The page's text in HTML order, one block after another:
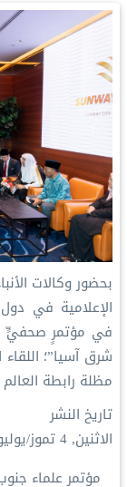
بحضور وكالات
الإعلامية في
في مؤتمرٍ صحفيٍّ
شرق آسيا”؛
مظلة رابطة
تاريخ النشر
الاثنين, 4 تموز/يوليو 2022
مؤتمر علماء